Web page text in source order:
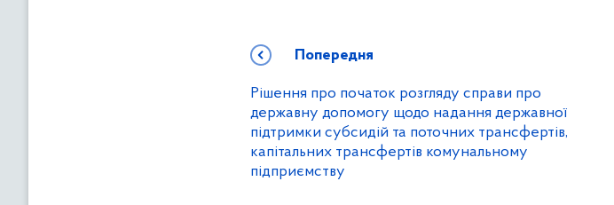
Попередня
Рішення про початок розгляду справи про
державну допомогу щодо надання державної
підтримки субсидій та поточних трансфертів,
капітальних трансфертів комунальному
підприємству